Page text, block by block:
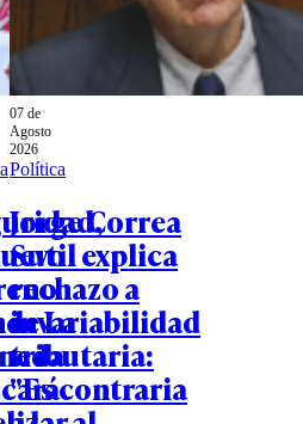
La
07 de
Agosto
2026
Política
Jorge Correa
Sutil explica
rechazo a
invariabilidad
tributaria:
"Es contraria